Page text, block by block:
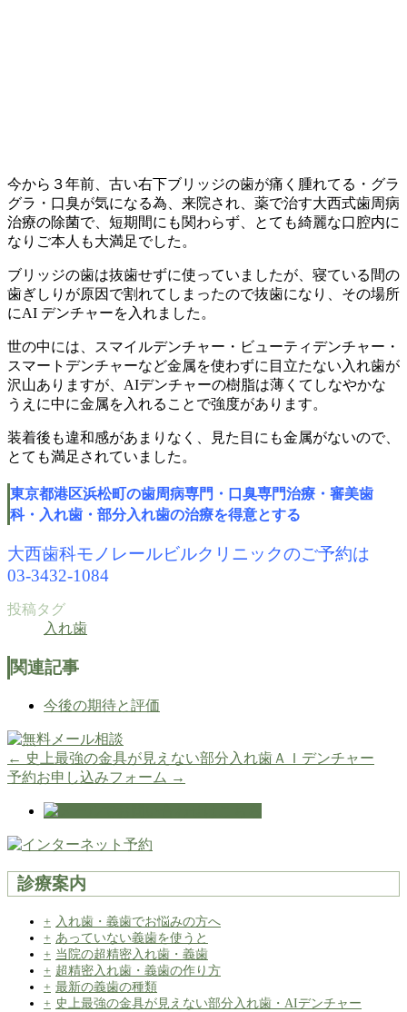
今から３年前、古い右下ブリッジの歯が痛く腫れてる・グラ
グラ・口臭が気になる為、来院され、薬で治す大西式歯周病
治療の除菌で、短期間にも関わらず、とても綺麗な口腔内に
なりご本人も大満足でした。
ブリッジの歯は抜歯せずに使っていましたが、寝ている間の
歯ぎしりが原因で割れてしまったので抜歯になり、その場所
にAI デンチャーを入れました。
世の中には、スマイルデンチャー・ビューティデンチャー・
スマートデンチャーなど金属を使わずに目立たない入れ歯が
沢山ありますが、AIデンチャーの樹脂は薄くてしなやかな
うえに中に金属を入れることで強度があります。
装着後も違和感があまりなく、見た目にも金属がないので、
とても満足されていました。
東京都港区浜松町の歯周病専門・口臭専門治療・審美歯
科・入れ歯・部分入れ歯の治療を得意とする
大西歯科モノレールビルクリニックのご予約は
03-3432-1084
投稿タグ
入れ歯
関連記事
今後の期待と評価
← 史上最強の金具が見えない部分入れ歯ＡＩデンチャー
予約お申し込みフォーム →
診療案内
入れ歯・義歯でお悩みの方へ
あっていない義歯を使うと
当院の超精密入れ歯・義歯
超精密入れ歯・義歯の作り方
最新の義歯の種類
史上最強の金具が見えない部分入れ歯・AIデンチャー